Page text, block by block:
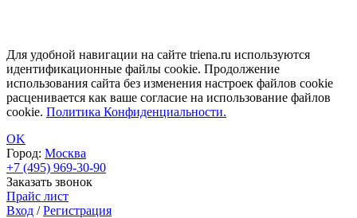
Для удобной навигации на сайте triena.ru используются
идентификационные файлы cookie. Продолжение
использования сайта без изменения настроек файлов cookie
расценивается как ваше согласие на использование файлов
cookie. Политика Конфиденциальности.
OK
Город: Москва
+7 (495) 969-30-90
Заказать звонок
Прайс лист
Вход /Регистрация